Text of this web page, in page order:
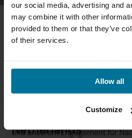
our social media, advertising and
may combine it with other
provided to them or that they’ve
of their services.
Allow all
Customize
sustainable bike
Netherlands
Bei Qibbel streben wir nach
Zukunft, in der Qualität und
und unserem Engagement für